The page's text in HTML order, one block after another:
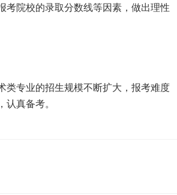
考院校的录取分数线等因素，做出理性
类专业的招生规模不断扩大，报考难度
真备考。